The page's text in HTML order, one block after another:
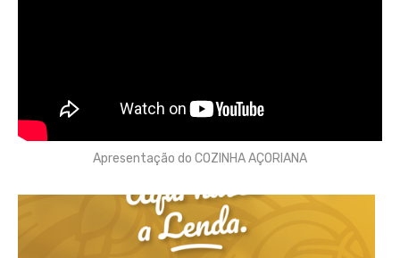
Apresentação do COZINHA AÇORIANA